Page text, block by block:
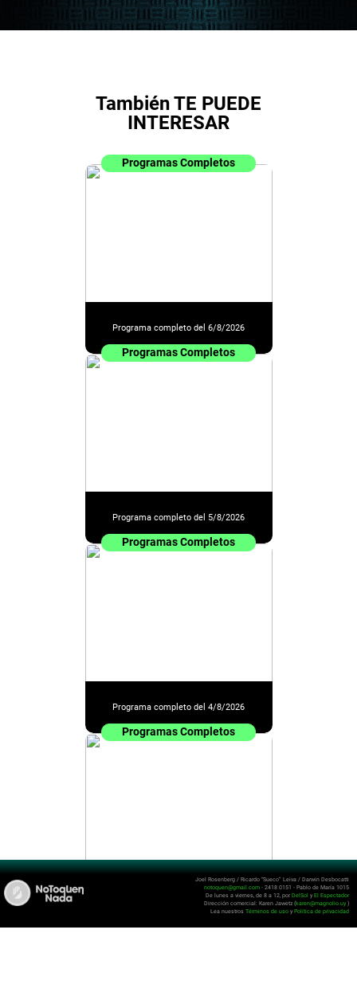
También TE PUEDE
INTERESAR
Programas Completos
Programa completo del 6/8/2026
Programas Completos
Programa completo del 5/8/2026
Programas Completos
Programa completo del 4/8/2026
Programas Completos
Programa completo del 3/8/2026
Joel Rosenberg / Ricardo “Sueco” Leiva / Darwin Desbocatti
notoquen@gmail.com - 2418 0151 - Pablo de María 1015
De lunes a viernes, de 8 a 12, porDelSol y El Espectador
Dirección comercial: Karen Jawetz (karen@magnolio.uy )
Lea nuestros Términos de uso y Política de privacidad